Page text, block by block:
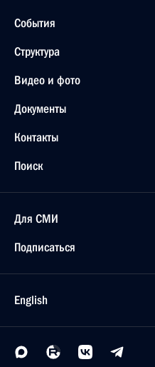
События
Структура
Видео и фото
Документы
Контакты
Поиск
Для СМИ
Подписаться
English